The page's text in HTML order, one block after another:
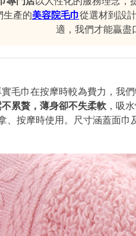
生產的美容院毛巾從選材到設
適，我們才能贏盡
毛巾在按摩時較為費力，我
累贅，薄身卻不失柔軟 ，吸
、按摩時使用。尺寸涵蓋面